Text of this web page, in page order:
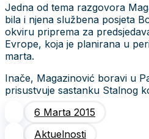
Jedna od tema razgovora
bila i njena službena posjeta
okviru priprema za
Evrope, koja je planirana u
marta.
Inače, Magazinović boravi u
prisustvuje sastanku Stalnog
6 Marta 2015
Aktuelnosti